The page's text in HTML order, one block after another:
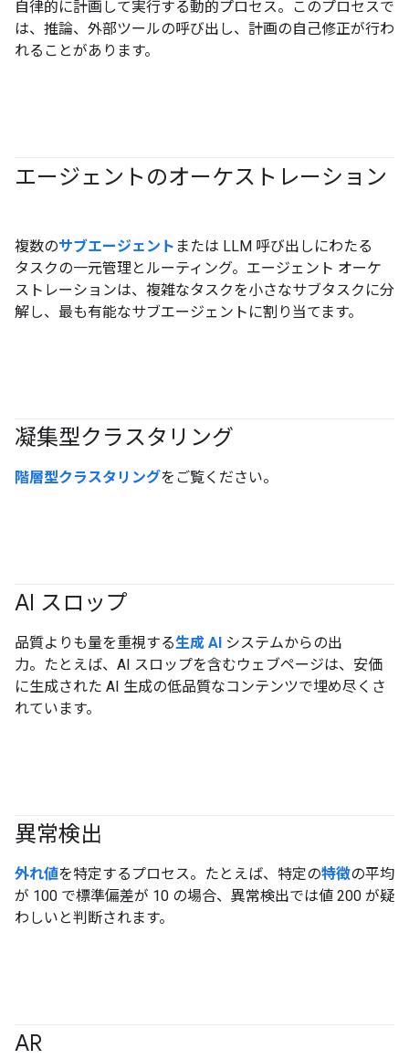
自律的に計画して実行する動的プロセス。このプロセスで
は、推論、外部ツールの呼び出し、計画の自己修正が行わ
れることがあります。
エージェントのオーケストレーション
複数のサブエージェント または LLM 呼び出しにわたる
タスクの一元管理とルーティング。エージェント オーケ
ストレーションは、複雑なタスクを小さなサブタスクに分
解し、最も有能なサブエージェントに割り当てます。
凝集型クラスタリング
階層型クラスタリングをご覧ください。
AI スロップ
品質よりも量を重視する生成 AI システムからの出
力。たとえば、AI スロップを含むウェブページは、安価
に生成された AI 生成の低品質なコンテンツで埋め尽くさ
れています。
異常検出
外れ値を特定するプロセス。たとえば、特定の特徴の平均
が 100 で標準偏差が 10 の場合、異常検出では値 200 が疑
わしいと判断されます。
AR